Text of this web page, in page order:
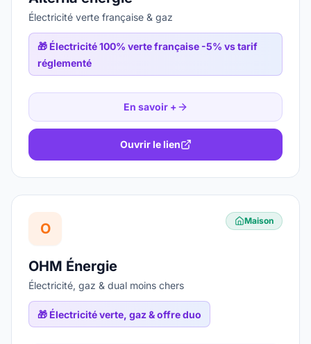
Électricité verte française & gaz
🎁 Électricité 100% verte française -5% vs tarif
réglementé
En savoir +
Ouvrir le lien
O Maison
OHM Énergie
Électricité, gaz & dual moins chers
🎁 Électricité verte, gaz & offre duo